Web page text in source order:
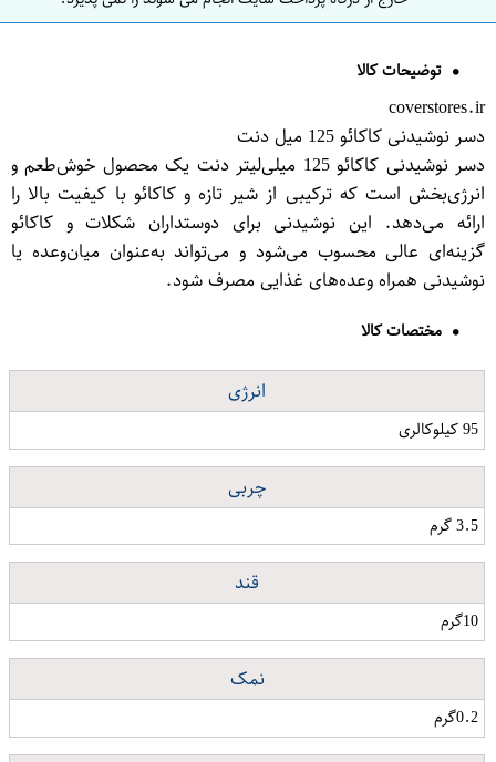
توضیحات کالا
coverstores.ir
دسر نوشیدنی کاکائو 125 میل دنت
دسر نوشیدنی کاکائو 125 میلی‌لیتر دنت یک محصول خوش‌طعم و
انرژی‌بخش است که ترکیبی از شیر تازه و کاکائو با کیفیت بالا را
ارائه می‌دهد. این نوشیدنی برای دوستداران شکلات و کاکائو
گزینه‌ای عالی محسوب می‌شود و می‌تواند به‌عنوان میان‌وعده یا
نوشیدنی همراه وعده‌های غذایی مصرف شود.
مختصات کالا
انرژی
95 کیلوکالری
چربی
3.5 گرم
قند
10گرم
نمک
0.2گرم